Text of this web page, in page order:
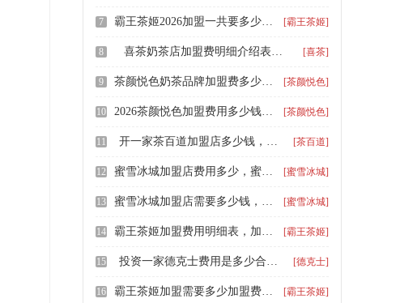
7 霸王茶姬2026加盟一共要多少钱，开霸王茶姬奶茶加盟店怎么样 [霸王茶姬]
8 喜茶奶茶店加盟费明细介绍表2025年 ，喜茶加盟流程和费用有什么呢 [喜茶]
9 茶颜悦色奶茶品牌加盟费多少钱，开一家茶颜悦色加盟店多少钱 [茶颜悦色]
10 2026茶颜悦色加盟费用多少钱，茶颜悦色奶茶加盟条件大概是什么 [茶颜悦色]
11 开一家茶百道加盟店多少钱，加盟一家茶百道奶茶店加盟费多少钱 [茶百道]
12 蜜雪冰城加盟店费用多少，蜜雪冰城加盟店怎么加盟的呢 [蜜雪冰城]
13 蜜雪冰城加盟店需要多少钱，蜜雪冰城需要的加盟费是多少 [蜜雪冰城]
14 霸王茶姬加盟费用明细表，加盟霸王茶姬店大约要多少钱 [霸王茶姬]
15 投资一家德克士费用是多少合适，加盟德克士一共要多少钱 [德克士]
16 霸王茶姬加盟需要多少加盟费，开一个霸王茶姬加盟费多少钱 [霸王茶姬]